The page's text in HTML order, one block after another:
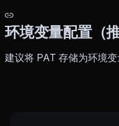
环境变量配置（推
建议将 PAT 存储为环境变